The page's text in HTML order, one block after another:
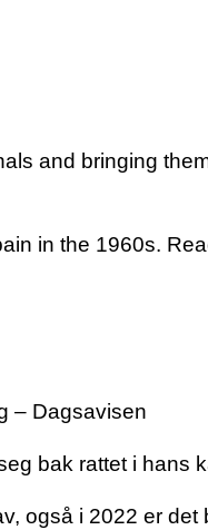
and bringing
in the 1960s.
– Dagsavisen
bak rattet i hans
også i 2022 er det